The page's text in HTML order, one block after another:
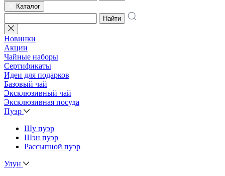
Каталог
Найти
Новинки
Акции
Чайные наборы
Сертификаты
Идеи для подарков
Базовый чай
Эксклюзивный чай
Эксклюзивная посуда
Пуэр
Шу пуэр
Шэн пуэр
Рассыпной пуэр
Улун